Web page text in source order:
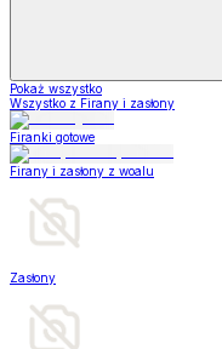
Pokaż wszystko
Wszystko z Firany i zasłony
Firanki gotowe
Firany i zasłony z woalu
Zasłony